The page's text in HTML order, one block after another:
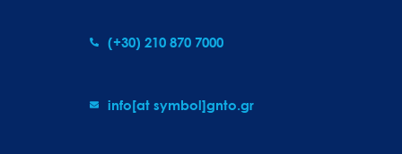
(+30) 210 870 7000
info[at symbol]gnto.gr